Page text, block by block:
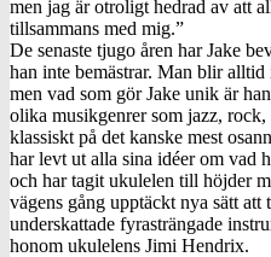
men jag är otroligt hedrad av att
tillsammans med mig.”
De senaste tjugo åren har Jake
han inte bemästrar. Man blir
men vad som gör Jake unik är
olika musikgenrer som jazz,
klassiskt på det kanske mest
har levt ut alla sina idéer om vad
och har tagit ukulelen till höjder
vägens gång upptäckt nya sätt
underskattade fyrasträngade
honom ukulelens Jimi Hendrix.